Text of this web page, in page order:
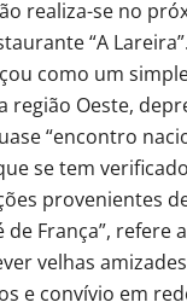
realiza-se no
“A Lareira”.
como um
região Oeste,
“encontro
se tem
provenientes
França”, refere
velhas
e convívio em